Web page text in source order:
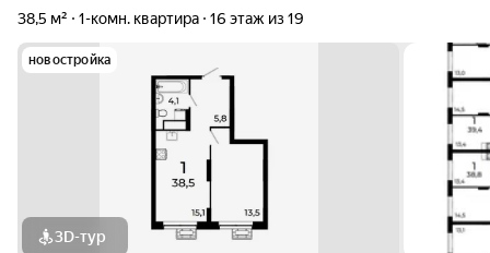
38,5 м²
1-комн. квартира 16 этаж из 19
новостройка
3D-тур